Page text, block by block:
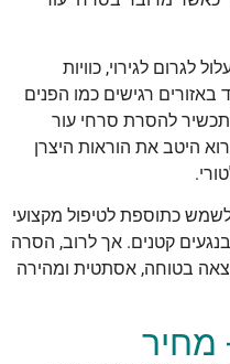
לגרום לגירוי, כוויות
באזורים רגישים כמו הפנים
תכשיר להסרת סרחי עור
היטב את הוראות היצרן
כתוספת לטיפול מקצועי
קטנים. אך לרוב, הסרה
בטוחה, אסתטית ומהירה
מחיר